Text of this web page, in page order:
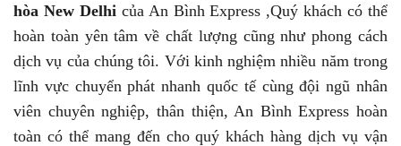
hòa New Delhi của An Bình Express ,Quý khách có thể
hoàn toàn yên tâm về chất lượng cũng như phong cách
dịch vụ của chúng tôi. Với kinh nghiệm nhiều năm trong
lĩnh vực chuyển phát nhanh quốc tế cùng đội ngũ nhân
viên chuyên nghiệp, thân thiện, An Bình Express hoàn
toàn có thể mang đến cho quý khách hàng dịch vụ vận